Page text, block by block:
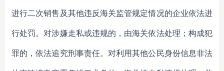
进行二次销售及其他违反海关监管规定情况的企业依法进
行处罚。对涉嫌走私或违规的，由海关依法处理；构成犯
罪的，依法追究刑事责任。对利用其他公民身份信息非法